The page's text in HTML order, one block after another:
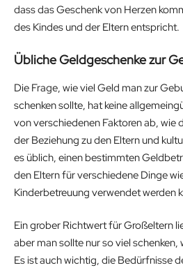
dass das Geschenk von Herzen
des Kindes und der Eltern entspricht.
Übliche Geldgeschenke zur
Die Frage, wie viel Geld man zur
schenken sollte, hat keine
von verschiedenen Faktoren ab, wie
der Beziehung zu den Eltern und
es üblich, einen bestimmten
den Eltern für verschiedene Dinge
Kinderbetreuung verwendet werden
Ein grober Richtwert für Großeltern
aber man sollte nur so viel schenken,
Es ist auch wichtig, die Bedürfnisse